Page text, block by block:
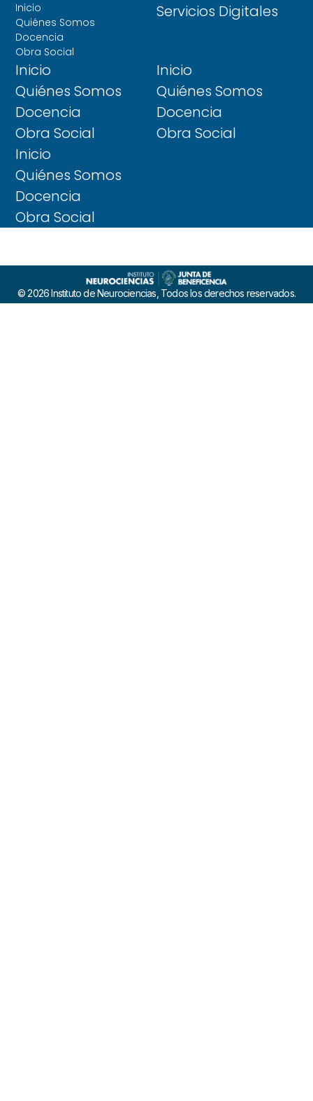
Inicio
Quiénes Somos
Docencia
Obra Social
Servicios Digitales
Inicio
Quiénes Somos
Docencia
Obra Social
Inicio
Quiénes Somos
Docencia
Obra Social
Inicio
Quiénes Somos
Docencia
Obra Social
© 2026 Instituto de Neurociencias, Todos los derechos reservados.